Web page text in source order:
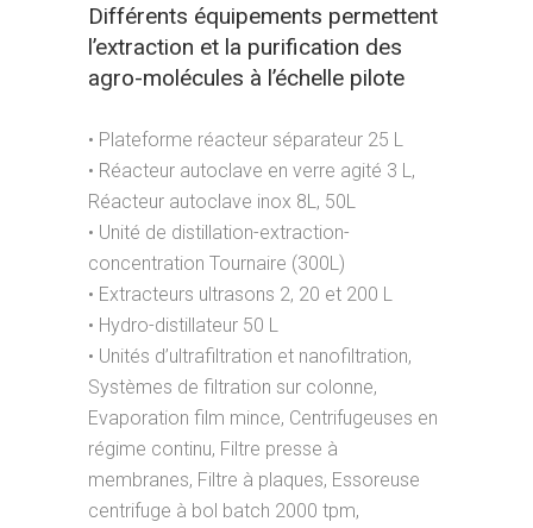
Différents équipements permettent
l’extraction et la purification des
agro-molécules à l’échelle pilote
• Plateforme réacteur séparateur 25 L
• Réacteur autoclave en verre agité 3 L,
Réacteur autoclave inox 8L, 50L
• Unité de distillation-extraction-
concentration Tournaire (300L)
• Extracteurs ultrasons 2, 20 et 200 L
• Hydro-distillateur 50 L
• Unités d’ultrafiltration et nanofiltration,
Systèmes de filtration sur colonne,
Evaporation film mince, Centrifugeuses en
régime continu, Filtre presse à
membranes, Filtre à plaques, Essoreuse
centrifuge à bol batch 2000 tpm,